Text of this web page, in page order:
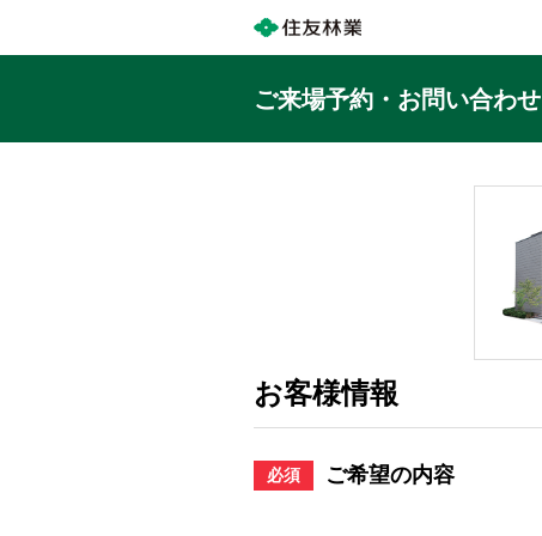
ご来場予約・お問い合わせ
お客様情報
ご希望の内容
必須